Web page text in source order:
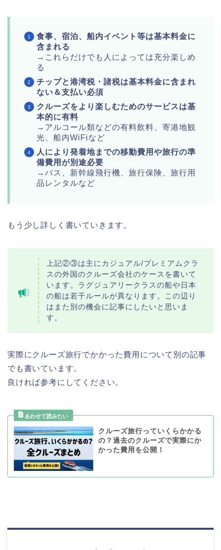
食事、宿泊、船内イベント等は基本料金に
含まれる
→これらだけでも人によっては充分楽しめ
る
チップと港湾税・諸税は基本料金に含まれ
ない＆支払い必須
クルーズをより楽しむためのサービスは基
本的に有料
→アルコール類などの有料飲料、寄港地観
光、船内WiFiなど
人により発着地までの移動費用や旅行の準
備費用が別途必要
→バス、新幹線飛行機、旅行保険、旅行用
品レンタルなど
もう少し詳しく書いていきます。
上記②③は主にカジュアル/プレミアムクラ
スの外国のクルーズ会社のケースを書いて
います。ラグジュアリークラスの船や日本
の船は若干ルールが異なります。この辺り
はまた別の機会に記事にしたいと思いま
す。
実際にクルーズ旅行でかかった費用について別の記事
でも書いています。
良ければ参考にしてください。
クルーズ旅行っていくらかかる
の？過去のクルーズで実際にか
かった費用を公開！